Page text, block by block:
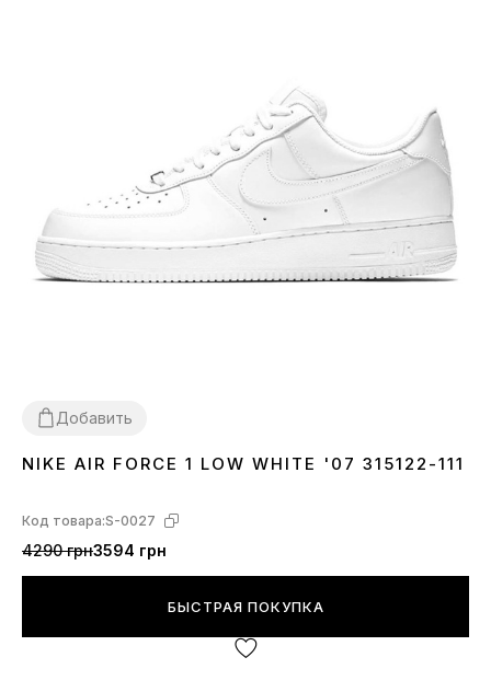
Добавить
3637 38 39 40414243 444546
NIKE AIR FORCE 1 LOW WHITE '07 315122-111
Код товара:S-0027
4290 грн3594 грн
БЫСТРАЯ ПОКУПКА